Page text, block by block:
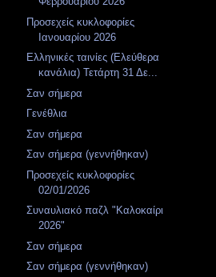
Προσεχείς κυκλοφορίες
Ιανουαρίου 2026
Ελληνικές ταινίες (Ελεύθερα
κανάλια) Τετάρτη 31 Δε...
Σαν σήμερα
Γενέθλια
Σαν σήμερα
Σαν σήμερα (γεννήθηκαν)
Προσεχείς κυκλοφορίες
02/01/2026
Συναυλιακό παζλ "Καλοκαίρι
2026"
Σαν σήμερα
Σαν σήμερα (γεννήθηκαν)